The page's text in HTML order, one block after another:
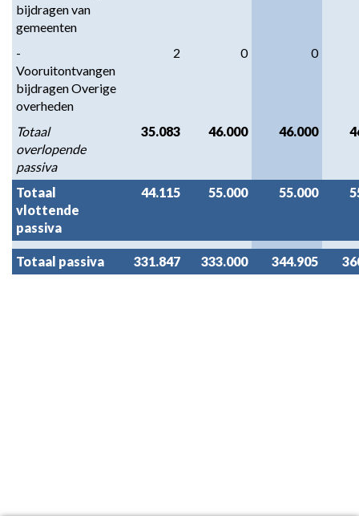
bijdragen van
gemeenten
-
Vooruitontvangen
bijdragen Overige
overheden
2 0 0
Totaal
overlopende
passiva
35.083 46.000 46.000
Totaal
vlottende
passiva
44.115 55.000 55.000
Totaal passiva 331.847 333.000 344.905